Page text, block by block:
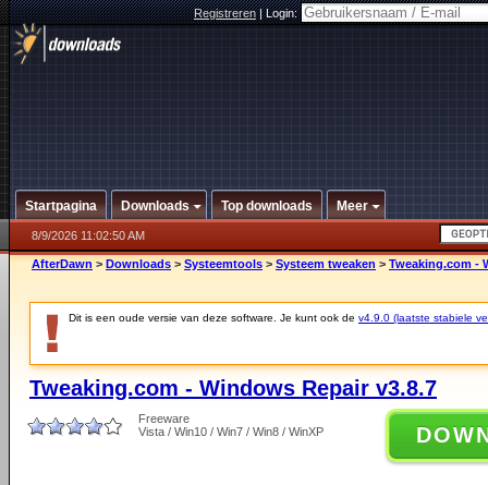
Registreren|Login:
Startpagina Downloads Top downloads Meer
8/9/2026 11:02:50 AM
AfterDawn > Downloads > Systeemtools > Systeem tweaken > Tweaking.com -
Dit is een oude versie van deze software. Je kunt ook de v4.9.0 (laatste stabiele
Tweaking.com - Windows Repair v3.8.7
Freeware
Vista / Win10 / Win7 / Win8 / WinXP